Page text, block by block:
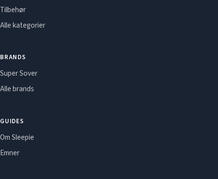
Tilbehør
Alle kategorier
BRANDS
Super Sover
Alle brands
GUIDES
Om Sleepie
Emner